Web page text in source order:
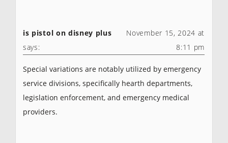
is pistol on disney plus
says:
November 15, 2024 at
8:11 pm
Special variations are notably utilized by emergency
service divisions, specifically hearth departments,
legislation enforcement, and emergency medical
providers.